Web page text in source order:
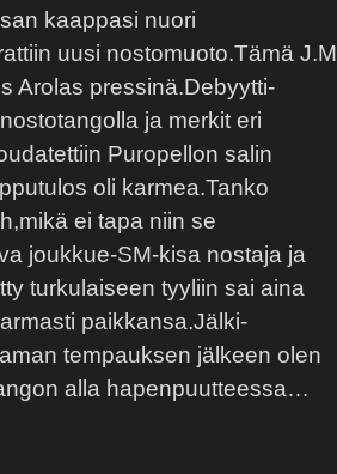
kaappasi nuori
uusi nostomuoto.Tämä J.M
Arolas pressinä.Debyytti-
ja merkit eri
Puropellon salin
oli karmea.Tanko
ei tapa niin se
joukkue-SM-kisa nostaja ja
turkulaiseen tyyliin sai aina
paikkansa.Jälki-
tempauksen jälkeen olen
alla hapenpuutteessa…